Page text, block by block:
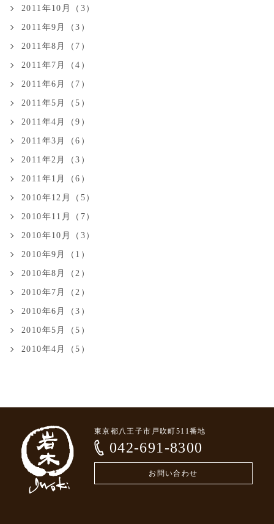
2011年10月（3）
2011年9月（3）
2011年8月（7）
2011年7月（4）
2011年6月（7）
2011年5月（5）
2011年4月（9）
2011年3月（6）
2011年2月（3）
2011年1月（6）
2010年12月（5）
2010年11月（7）
2010年10月（3）
2010年9月（1）
2010年8月（2）
2010年7月（2）
2010年6月（3）
2010年5月（5）
2010年4月（5）
東京都八王子市戸吹町511番地
042-691-8300
お問い合わせ